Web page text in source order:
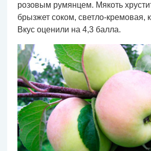
розовым румянцем. Мякоть
брызжет соком, светло-кремовая,
Вкус оценили на 4,3 балла.